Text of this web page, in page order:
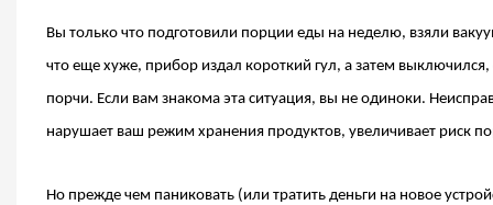
Вы только что подготовили порции еды на неделю, взяли
что еще хуже, прибор издал короткий гул, а затем
порчи. Если вам знакома эта ситуация, вы не одиноки.
нарушает ваш режим хранения продуктов, увеличивает риск
Но прежде чем паниковать (или тратить деньги на новое